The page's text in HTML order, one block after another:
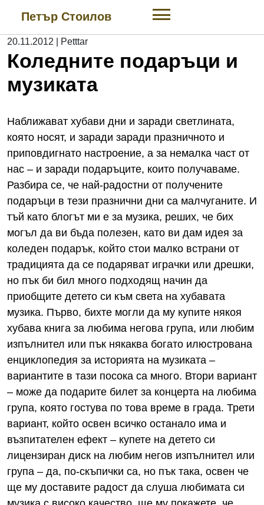
content
Петър Стоилов
20.11.2012 Petttar
Коледните подаръци и
музиката
Наближават хубави дни и заради светлината,
която носят, и заради заради празничното и
приповдигнато настроение, а за немалка част от
нас – и заради подаръците, които получаваме.
Разбира се, че най-радостни от получените
подаръци в тези празнични дни са малчуганите. И
тъй като блогът ми е за музика, реших, че бих
могъл да ви бъда полезен, като ви дам идея за
коледен подарък, който стои малко встрани от
традицията да се подаряват играчки или дрешки,
но пък би бил много подходящ начин да
приобщите детето си към света на хубавата
музика. Първо, бихте могли да му купите някоя
хубава книга за любима негова група, или любим
изпълнител или пък някаква богато илюстрована
енциклопедия за историята на музиката –
вариантите в тази посока са много. Втори вариант
– може да подарите билет за концерта на любима
група, която гостува по това време в града. Трети
вариант, който освен всичко останало има и
възпитателен ефект – купете на детето си
лицензиран диск на любим негов изпълнител или
група – да, по-скъпички са, но пък така, освен че
ще му доставите радост да слуша любимата си